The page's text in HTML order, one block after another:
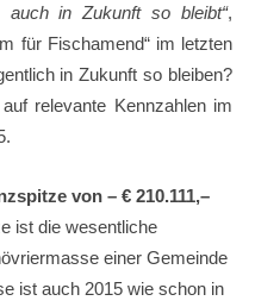
auch in Zukunft so bleibt“,
für Fischamend“ im letzten
in Zukunft so bleiben?
relevante Kennzahlen im
von – € 210.111,–
ist die wesentliche
einer Gemeinde
ist auch 2015 wie schon in